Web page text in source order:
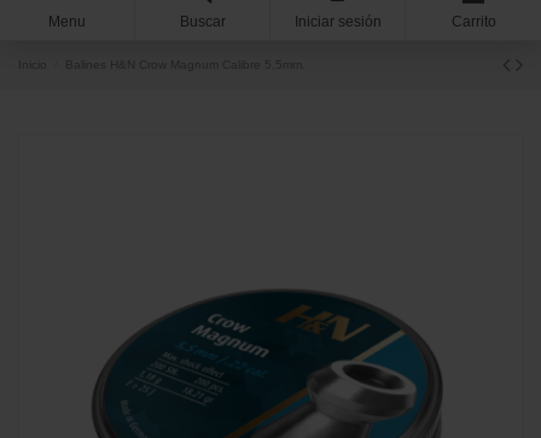
Menu Buscar Iniciar sesión Carrito
Balines H&N Crow Magnum Calibre 5,5mm.